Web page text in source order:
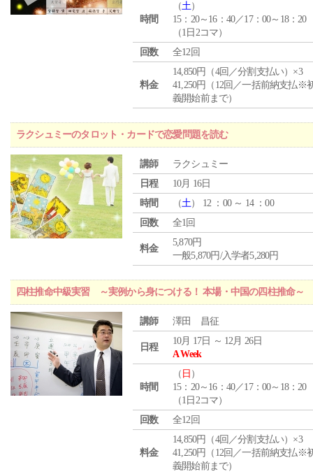
時間
（土）
15：20～16：40／17：00～18：20
（1日2コマ）
回数
全12回
料金
14,850円（4回／分割支払い）×3
41,250円（12回／一括前納支払※
義開始前まで）
ラクシュミーのタロット・カードで恋愛問題を読む
講師
ラクシュミー
日程
10月 16日
時間
（土） 12 ：00 ～ 14 ：00
回数
全1回
料金
5,870円
一般5,870円/入学者5,280円
四柱推命中級実習 ～実例から身につける！ 本場・中国の四柱推命～
講師 澤田 昌征
日程
10月 17日 ～ 12月 26日
A Week
時間
（ 日 ）
15：20～16：40／17：00～18：20
（1日2コマ）
回数
全12回
料金
14,850円（4回／分割支払い）×3
41,250円（12回／一括前納支払※
義開始前まで）